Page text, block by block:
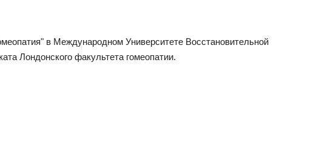
в Международном Университете Восстановительной
Лондонского факультета гомеопатии.